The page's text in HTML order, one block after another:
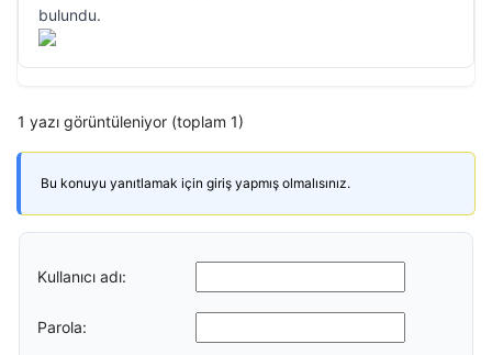
bulundu.
1 yazı görüntüleniyor (toplam 1)
Bu konuyu yanıtlamak için giriş yapmış olmalısınız.
Kullanıcı adı:
Parola: